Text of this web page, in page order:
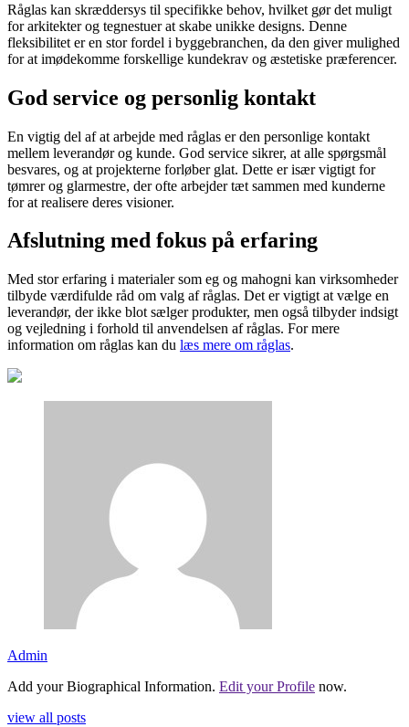
Råglas kan skræddersys til specifikke behov, hvilket gør det muligt
for arkitekter og tegnestuer at skabe unikke designs. Denne
fleksibilitet er en stor fordel i byggebranchen, da den giver mulighed
for at imødekomme forskellige kundekrav og æstetiske præferencer.
God service og personlig kontakt
En vigtig del af at arbejde med råglas er den personlige kontakt
mellem leverandør og kunde. God service sikrer, at alle spørgsmål
besvares, og at projekterne forløber glat. Dette er især vigtigt for
tømrer og glarmestre, der ofte arbejder tæt sammen med kunderne
for at realisere deres visioner.
Afslutning med fokus på erfaring
Med stor erfaring i materialer som eg og mahogni kan virksomheder
tilbyde værdifulde råd om valg af råglas. Det er vigtigt at vælge en
leverandør, der ikke blot sælger produkter, men også tilbyder indsigt
og vejledning i forhold til anvendelsen af råglas. For mere
information om råglas kan du læs mere om råglas.
Admin
Add your Biographical Information. Edit your Profile now.
view all posts